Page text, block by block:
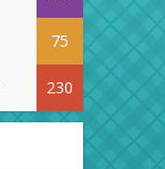
75
230